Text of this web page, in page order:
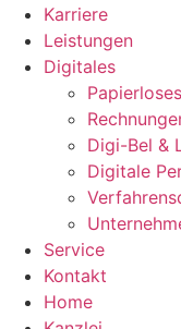
Karriere
Leistungen
Digitales
Digi-Bel &
Digitale
Service
Kontakt
Home